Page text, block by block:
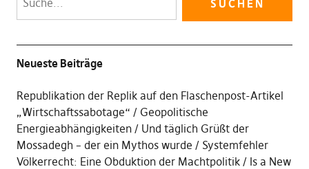
Neueste Beiträge
Republikation der Replik auf den Flaschenpost-Artikel
„Wirtschaftssabotage“
Geopolitische
Energieabhängigkeiten
Und täglich Grüßt der
Mossadegh – der ein Mythos wurde
Systemfehler
Völkerrecht: Eine Obduktion der Machtpolitik
Is a New